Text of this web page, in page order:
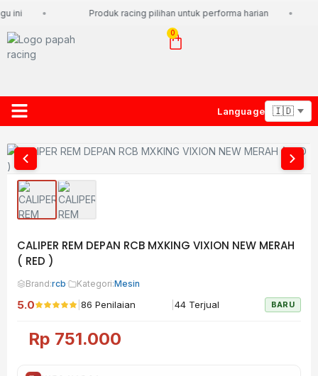
ini Produk racing pilihan untuk performa harian
0
Language
CALIPER REM DEPAN RCB MXKING VIXION NEW MERAH
( RED )
Brand:rcb· Kategori:Mesin
5.0 86 Penilaian 44 Terjual BARU
Rp 751.000